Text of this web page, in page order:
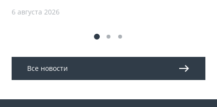
6 августа 2026
Все новости